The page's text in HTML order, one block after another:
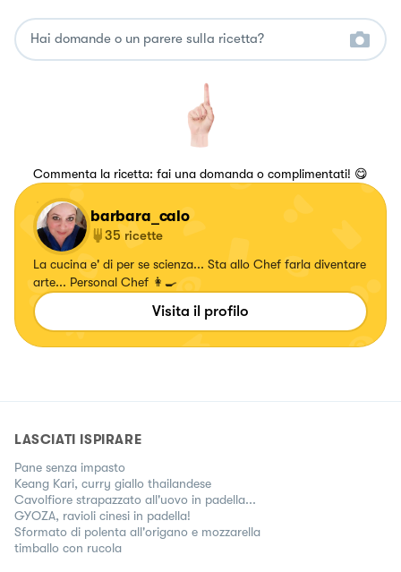
Commenta la ricetta: fai una domanda o complimentati! 😋
barbara_calo
35 ricette
La cucina e' di per se scienza... Sta allo Chef farla diventare
arte... Personal Chef 👩‍🍳
Visita il profilo
LASCIATI ISPIRARE
Pane senza impasto
Keang Kari, curry giallo thailandese
Cavolfiore strapazzato all'uovo in padella...
GYOZA, ravioli cinesi in padella!
Sformato di polenta all'origano e mozzarella
timballo con rucola